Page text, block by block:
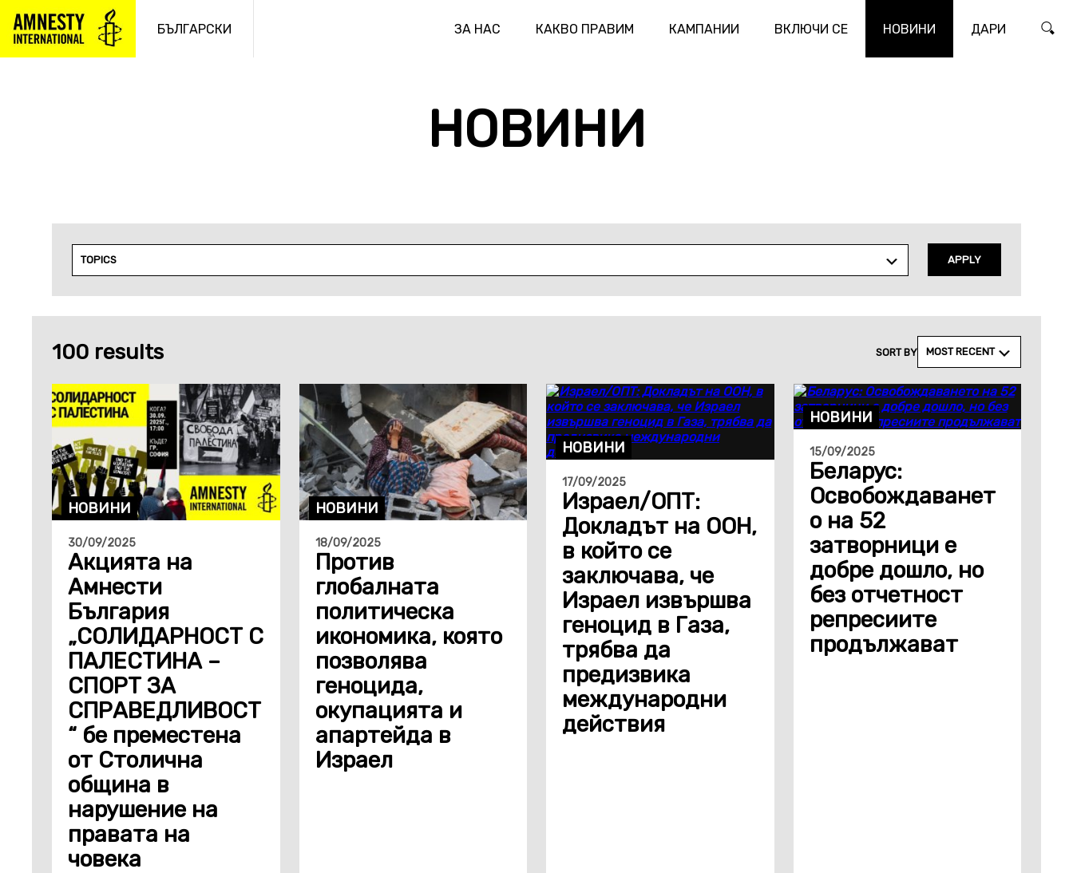
БЪЛГАРСКИ ЗА НАС КАКВО ПРАВИМ КАМПАНИИ ВКЛЮЧИ СЕ НОВИНИ ДАРИ
съдържанието
НОВИНИ
TOPICS APPLY
100 results SORT BY MOST RECENT
НОВИНИ
30/09/2025
Акцията на
Амнести
България
„СОЛИДАРНОСТ С
ПАЛЕСТИНА –
СПОРТ ЗА
СПРАВЕДЛИВОСТ
“ бе преместена
от Столична
община в
нарушение на
правата на
човека
НОВИНИ
18/09/2025
Против
глобалната
политическа
икономика, която
позволява
геноцида,
окупацията и
апартейда в
Израел
НОВИНИ
17/09/2025
Израел/ОПТ:
Докладът на ООН,
в който се
заключава, че
Израел извършва
геноцид в Газа,
трябва да
предизвика
международни
действия
НОВИНИ
15/09/2025
Беларус:
Освобождаванет
о на 52
затворници е
добре дошло, но
без отчетност
репресиите
продължават